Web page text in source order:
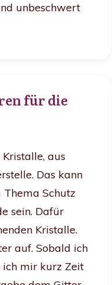
unbeschwert
für die
aus
Das kann
Schutz
sein. Dafür
Kristalle.
auf. Sobald ich
mir kurz Zeit